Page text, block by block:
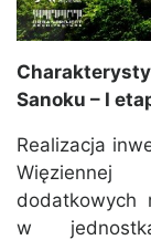
Sanoku – I
Realizacja
Więziennej
dodatkowych
w